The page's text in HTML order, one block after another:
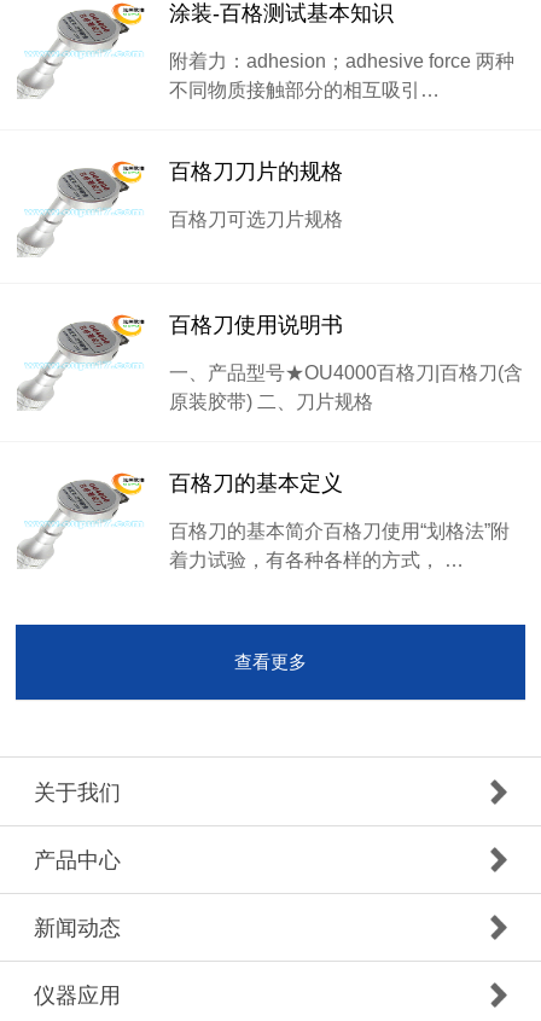
涂装-百格测试基本知识
附着力：adhesion；adhesive force 两种
不同物质接触部分的相互吸引…
百格刀刀片的规格
百格刀可选刀片规格
百格刀使用说明书
一、产品型号★OU4000百格刀|百格刀(含
原装胶带) 二、刀片规格
百格刀的基本定义
百格刀的基本简介百格刀使用“划格法”附
着力试验，有各种各样的方式， …
查看更多
关于我们
产品中心
新闻动态
仪器应用